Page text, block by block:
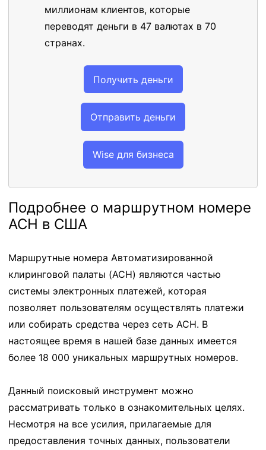
миллионам клиентов, которые
переводят деньги в 47 валютах в 70
странах.
Получить деньги
Отправить деньги
Wise для бизнеса
Подробнее о маршрутном номере
ACH в США
Маршрутные номера Автоматизированной
клиринговой палаты (ACH) являются частью
системы электронных платежей, которая
позволяет пользователям осуществлять платежи
или собирать средства через сеть ACH. В
настоящее время в нашей базе данных имеется
более 18 000 уникальных маршрутных номеров.
Данный поисковый инструмент можно
рассматривать только в ознакомительных целях.
Несмотря на все усилия, прилагаемые для
предоставления точных данных, пользователи